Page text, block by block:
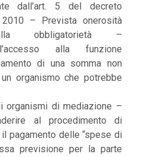
dall’art. 5 del decreto
– Prevista onerosità
alla obbligatorietà –
alla funzione
di una somma non
organismo che potrebbe
organismi di mediazione –
al procedimento di
pagamento delle “spese di
previsione per la parte